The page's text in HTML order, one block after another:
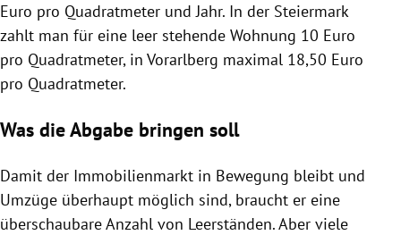
Euro pro Quadratmeter und Jahr. In der Steiermark
zahlt man für eine leer stehende Wohnung 10 Euro
pro Quadratmeter, in Vorarlberg maximal 18,50 Euro
pro Quadratmeter.
Was die Abgabe bringen soll
Damit der Immobilienmarkt in Bewegung bleibt und
Umzüge überhaupt möglich sind, braucht er eine
überschaubare Anzahl von Leerständen. Aber viele